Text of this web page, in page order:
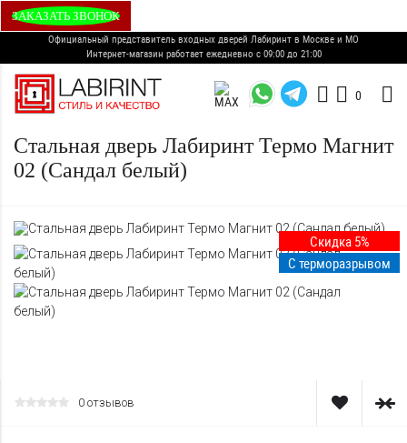
ЗАКАЗАТЬ ЗВОНОК
Официальный представитель входных дверей Лабиринт в Москве и МО
Интернет-магазин работает ежедневно с 09:00 до 21:00
0
Стальная дверь Лабиринт Термо Магнит
02 (Сандал белый)
Скидка 5%
С терморазрывом
0 отзывов